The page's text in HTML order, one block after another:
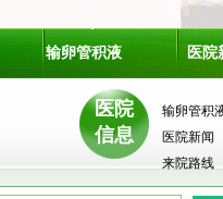
输卵管积液 医院
医院
信息
输卵管积
医院新闻
来院路线